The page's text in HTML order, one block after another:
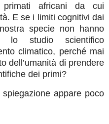
primati africani da cui
E se i limiti cognitivi dai
specie non hanno
lo studio scientifico
climatico, perché mai
dell’umanità di prendere
dei primi?
appare poco